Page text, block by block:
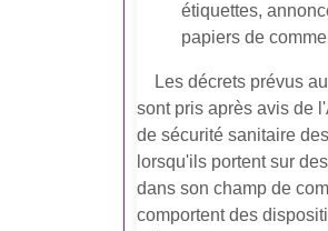
étiquettes,
papiers de
Les décrets prévus
sont pris après avis de
de sécurité sanitaire
lorsqu'ils portent sur
dans son champ de
comportent des